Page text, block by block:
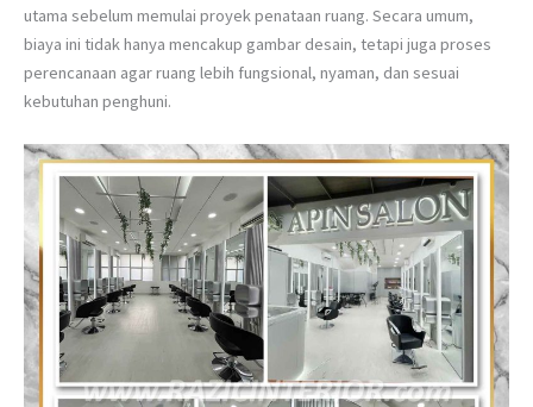
utama sebelum memulai proyek penataan ruang. Secara umum,
biaya ini tidak hanya mencakup gambar desain, tetapi juga proses
perencanaan agar ruang lebih fungsional, nyaman, dan sesuai
kebutuhan penghuni.